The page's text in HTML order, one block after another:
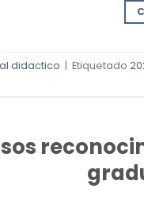
didactico | Etiquetado